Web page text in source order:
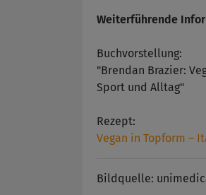
Weiterführende
Buchvorstellung:
"Brendan Brazier:
Sport und Alltag"
Rezept:
Vegan in Topform –
Bildquelle: